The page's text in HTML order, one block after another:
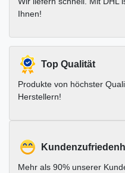
Ihnen!
Top Qualität
Produkte von höchster
Herstellern!
Mehr als 90% unserer